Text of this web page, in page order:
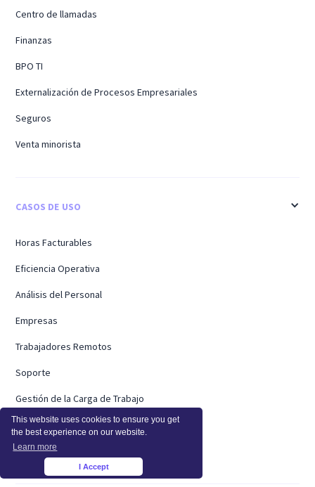
This website uses cookies to ensure you get
the best experience on our website.
Learn more
I Accept
Centro de llamadas
Finanzas
BPO TI
Externalización de Procesos Empresariales
Seguros
Venta minorista
CASOS DE USO
Horas Facturables
Eficiencia Operativa
Análisis del Personal
Empresas
Trabajadores Remotos
Soporte
Gestión de la Carga de Trabajo
Utilización del Software
Análisis de capacidad